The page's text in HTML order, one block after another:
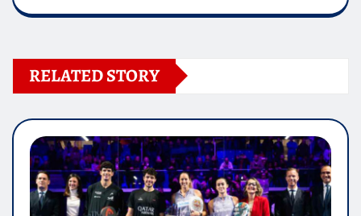
RELATED STORY